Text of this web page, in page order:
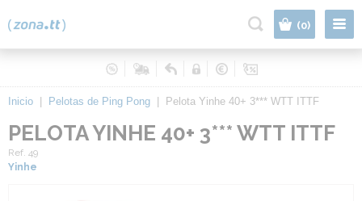
(0)
Inicio Pelotas de Ping Pong Pelota Yinhe 40+ 3*** WTT ITTF
PELOTA YINHE 40+ 3*** WTT ITTF
Ref. 49
Yinhe